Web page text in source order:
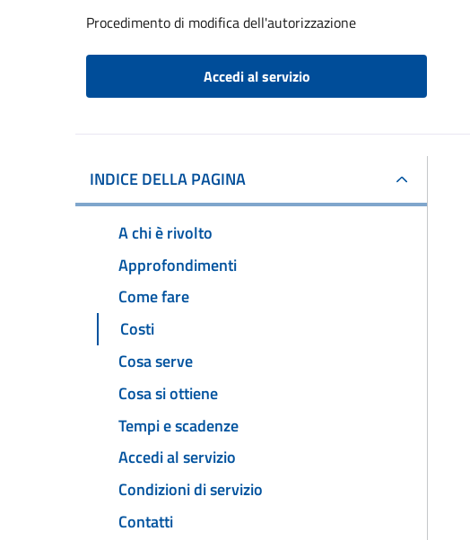
Procedimento di modifica dell'autorizzazione
Accedi al servizio
INDICE DELLA PAGINA
A chi è rivolto
Approfondimenti
Come fare
Costi
Cosa serve
Cosa si ottiene
Tempi e scadenze
Accedi al servizio
Condizioni di servizio
Contatti